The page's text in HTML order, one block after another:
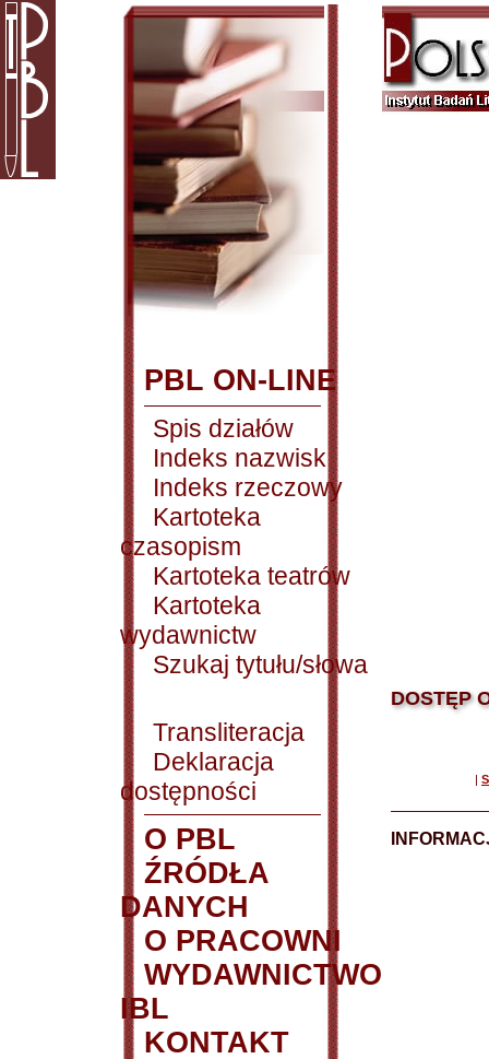
PBL ON-LINE
Spis działów
Indeks nazwisk
Indeks rzeczowy
Kartoteka
czasopism
Kartoteka teatrów
Kartoteka
wydawnictw
Szukaj tytułu/słowa
Transliteracja
Deklaracja
dostępności
O PBL
ŹRÓDŁA
DANYCH
O PRACOWNI
WYDAWNICTWO
IBL
KONTAKT
DOSTĘP
|